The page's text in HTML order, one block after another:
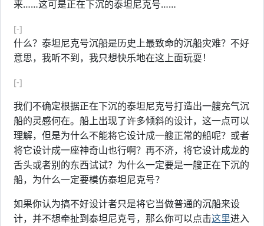
来……这可是正在下沉的泰坦尼克号……
[-]
什么？泰坦尼克号沉船是历史上最致命的沉船灾难？不好
意思，我听不到，我只想快乐地在这上面玩耍！
[-]
我们不确定根据正在下沉的泰坦尼克号打造出一艘充气沉
船的灵感何在。船上出现了许多倾斜的设计，这一点可以
理解，但是为什么不能将它设计成一艘正常的船呢？或者
将它设计成一座神奇山也行啊？再不济，将它设计成龙的
舌头或者别的东西试试？为什么一定要是一艘正在下沉的
船，为什么一定要模仿泰坦尼克号？
如果你认为搞不好设计者只是将它当做普通的沉船来设
计，并不想牵扯到泰坦尼克号，那么你可以点击这里进入